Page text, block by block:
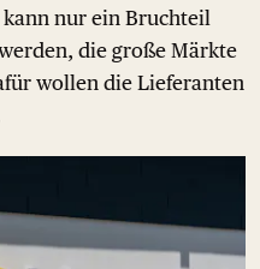
nur ein Bruchteil
die große Märkte
wollen die Lieferanten